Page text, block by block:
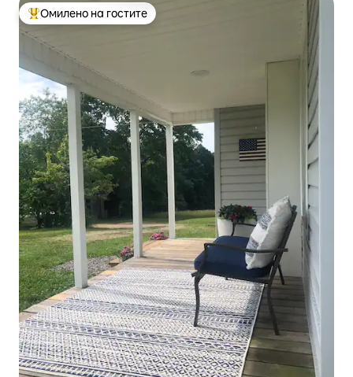
Меѓу најуспешните „Омилени на гостите“
Омилено на гостите